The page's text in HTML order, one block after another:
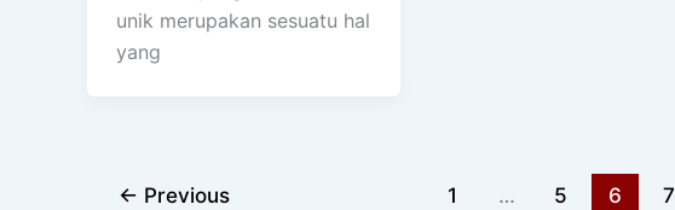
unik merupakan sesuatu hal
yang
← Previous 1 … 5 6 7